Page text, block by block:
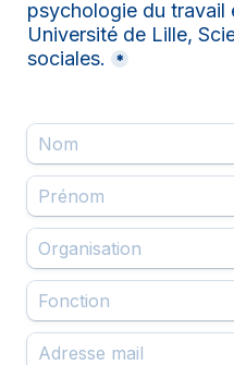
psychologie du travail
Université de Lille,
sociales.
*